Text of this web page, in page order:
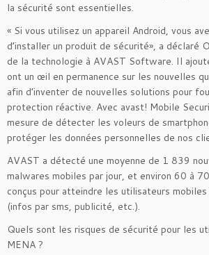
la sécurité sont essentielles.
« Si vous utilisez un appareil Android, vous
d’installer un produit de sécurité», a déclaré
de la technologie à AVAST Software. Il
ont un œil en permanence sur les nouvelles
afin d’inventer de nouvelles solutions pour
protection réactive. Avec avast! Mobile
mesure de détecter les voleurs de
protéger les données personnelles de nos
AVAST a détecté une moyenne de 1 839
malwares mobiles par jour, et environ 60 à
conçus pour atteindre les utilisateurs mobiles
(infos par sms, publicité, etc.).
Quels sont les risques de sécurité pour les
MENA ?